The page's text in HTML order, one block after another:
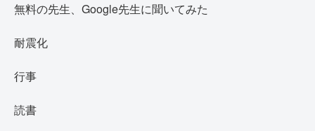
無料の先生、Google先生に聞いてみた
耐震化
行事
読書